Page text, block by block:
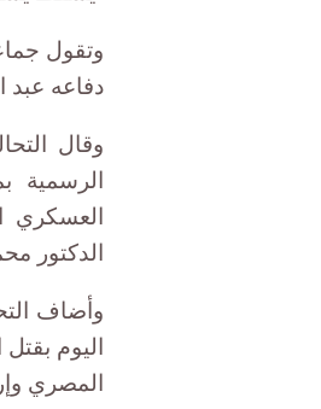
دفاعه عبد
وقال
الرسمية
العسكري
الدكتور
وأضاف
اليوم
المصري